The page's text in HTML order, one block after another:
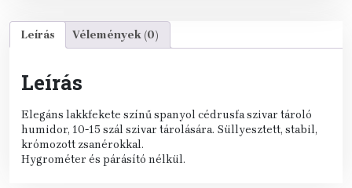
Leírás Vélemények (0)
Leírás
Elegáns lakkfekete színű spanyol cédrusfa szivar tároló
humidor, 10-15 szál szivar tárolására. Süllyesztett, stabil,
krómozott zsanérokkal.
Hygrométer és párásító nélkül.